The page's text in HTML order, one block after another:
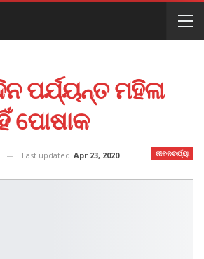
ପର୍ଯ୍ୟନ୍ତ ମହିଳା
ପୋଷାକ
ଜୀବନଚର୍ଯ୍ୟା
Last updated Apr 23, 2020